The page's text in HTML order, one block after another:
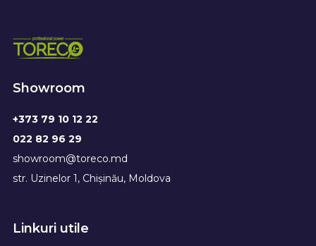
Showroom
+373 79 10 12 22
022 82 96 29
showroom@toreco.md
str. Uzinelor 1, Chișinău, Moldova
Linkuri utile